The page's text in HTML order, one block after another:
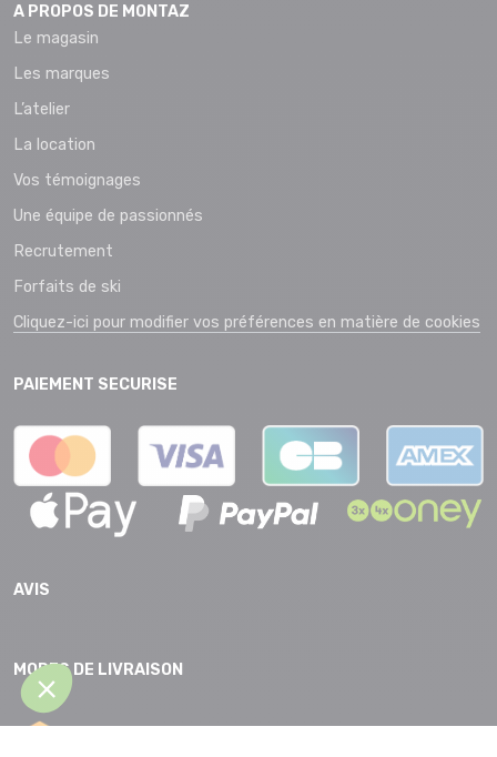
A PROPOS DE MONTAZ
Le magasin
Les marques
L’atelier
La location
Vos témoignages
Une équipe de passionnés
Recrutement
Forfaits de ski
Cliquez-ici pour modifier vos préférences en matière de cookies
PAIEMENT SECURISE
AVIS
MODES DE LIVRAISON